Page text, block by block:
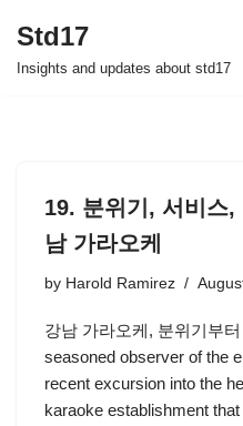
Skip
Std17
Insights and updates about std17
19. 분위기, 서비스
남 가라오케
by Harold Ramirez
강남 가라오케, 분위기부
seasoned observer of the
recent excursion into the
karaoke establishment